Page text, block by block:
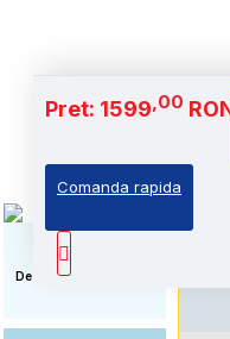
Pret: 1599,00
Comanda rapida
Descriere
Stoc